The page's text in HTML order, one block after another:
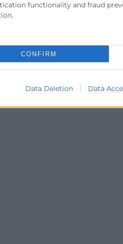
functionality and fraud
CONFIRM
Data Deletion Data
MÁS »